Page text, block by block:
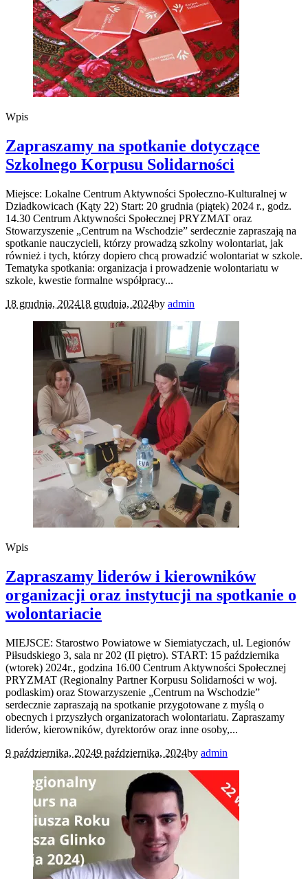
Wpis
Zapraszamy na spotkanie dotyczące
Szkolnego Korpusu Solidarności
Miejsce: Lokalne Centrum Aktywności Społeczno-Kulturalnej w
Dziadkowicach (Kąty 22) Start: 20 grudnia (piątek) 2024 r., godz.
14.30 Centrum Aktywności Społecznej PRYZMAT oraz
Stowarzyszenie „Centrum na Wschodzie” serdecznie zapraszają na
spotkanie nauczycieli, którzy prowadzą szkolny wolontariat, jak
również i tych, którzy dopiero chcą prowadzić wolontariat w szkole.
Tematyka spotkania: organizacja i prowadzenie wolontariatu w
szkole, kwestie formalne współpracy...
18 grudnia, 202418 grudnia, 2024by admin
Wpis
Zapraszamy liderów i kierowników
organizacji oraz instytucji na spotkanie o
wolontariacie
MIEJSCE: Starostwo Powiatowe w Siemiatyczach, ul. Legionów
Piłsudskiego 3, sala nr 202 (II piętro). START: 15 października
(wtorek) 2024r., godzina 16.00 Centrum Aktywności Społecznej
PRYZMAT (Regionalny Partner Korpusu Solidarności w woj.
podlaskim) oraz Stowarzyszenie „Centrum na Wschodzie”
serdecznie zapraszają na spotkanie przygotowane z myślą o
obecnych i przyszłych organizatorach wolontariatu. Zapraszamy
liderów, kierowników, dyrektorów oraz inne osoby,...
9 października, 20249 października, 2024by admin